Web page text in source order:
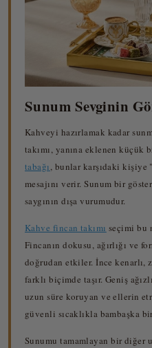
Sunum Sevginin
Kahveyi hazırlamak kadar
takımı, yanına eklenen
tabağı, bunlar karşıdaki kişiye
mesajını verir. Sunum bir
saygının dışa vurumudur.
Kahve fincan takımı seçimi bu
Fincanın dokusu, ağırlığı ve
doğrudan etkiler. İnce kenarlı,
farklı biçimde taşır. Geniş
uzun süre koruyan ve ellerin
güvenli sıcaklıkla bambaşka
Sunumu tamamlayan bir diğer